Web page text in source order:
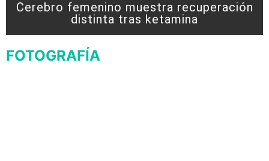
Cerebro femenino muestra recuperación
distinta tras ketamina
FOTOGRAFÍA